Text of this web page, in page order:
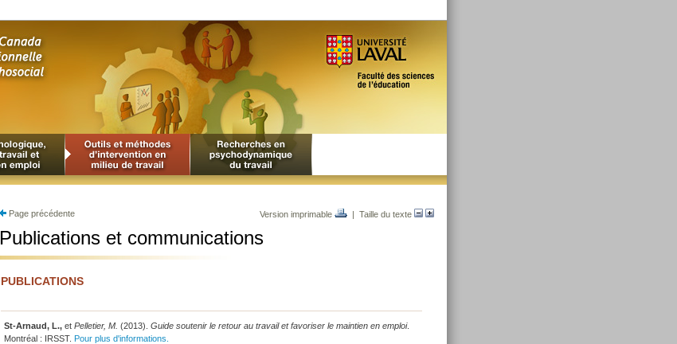
Page précédente Version imprimable | Taille du texte
Publications et communications
PUBLICATIONS
St-Arnaud, L.,et Pelletier, M. (2013). Guide soutenir le retour au travail et favoriser le maintien en emploi.
Montréal : IRSST. Pour plus d'informations.